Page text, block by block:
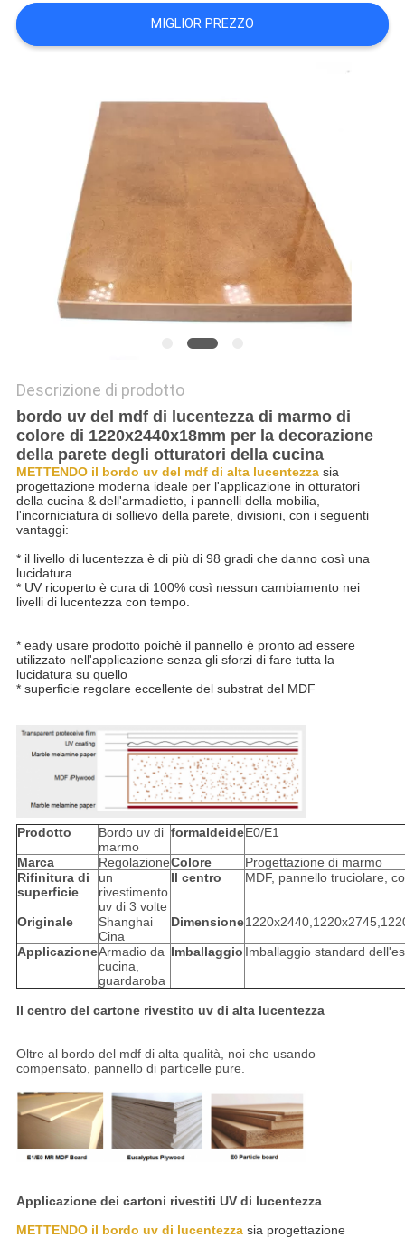
PRIVACY
MIGLIOR PREZZO
Descrizione di prodotto
bordo uv del mdf di lucentezza di marmo di
colore di 1220x2440x18mm per la decorazione
della parete degli otturatori della cucina
METTENDO il bordo uv del mdf di alta lucentezza sia
progettazione moderna ideale per l'applicazione in otturatori
della cucina & dell'armadietto, i pannelli della mobilia,
l'incorniciatura di sollievo della parete, divisioni, con i seguenti
vantaggi:
* il livello di lucentezza è di più di 98 gradi che danno così una
lucidatura
* UV ricoperto è cura di 100% così nessun cambiamento nei
livelli di lucentezza con tempo.
* eady usare prodotto poichè il pannello è pronto ad essere
utilizzato nell'applicazione senza gli sforzi di fare tutta la
lucidatura su quello
* superficie regolare eccellente del substrat del MDF
Prodotto
Bordo uv di
marmo
formaldeideE0/E1
Marca RegolazioneColore
Progettazione di marmo
Rifinitura di
superficie
un
rivestimento
uv di 3 volte
Il centro MDF, pannello truciolare,
Originale
Shanghai
Cina
Dimensione
ApplicazioneArmadio da
cucina,
guardaroba
Imballaggio Imballaggio standard
Il centro del cartone rivestito uv di alta lucentezza
Oltre al bordo del mdf di alta qualità, noi che usando
compensato, pannello di particelle pure.
Applicazione dei cartoni rivestiti UV di lucentezza
METTENDO il bordo uv di lucentezza sia progettazione